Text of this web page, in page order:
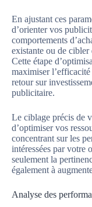
En ajustant ces
d’orienter vos
comportements
existante ou de cibler
Cette étape
maximiser
retour sur
publicitaire.
Le ciblage précis de
d’optimiser vos
concentrant sur les
intéressées par votre
seulement la
également à
Analyse des